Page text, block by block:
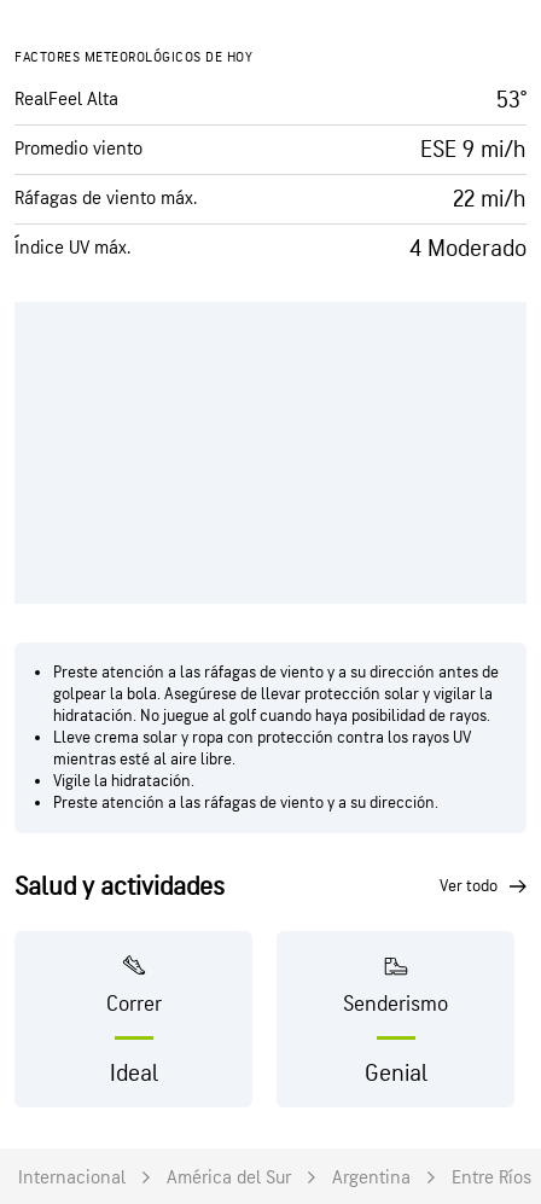
FACTORES METEOROLÓGICOS DE HOY
RealFeel Alta 53°
Promedio viento ESE 9 mi/h
Ráfagas de viento máx. 22 mi/h
Índice UV máx. 4 Moderado
Preste atención a las ráfagas de viento y a su dirección antes de
golpear la bola. Asegúrese de llevar protección solar y vigilar la
hidratación. No juegue al golf cuando haya posibilidad de rayos.
Lleve crema solar y ropa con protección contra los rayos UV
mientras esté al aire libre.
Vigile la hidratación.
Preste atención a las ráfagas de viento y a su dirección.
Salud y actividades ver todo
Correr
Ideal
Senderismo
Genial
Internacional América del Sur Argentina Entre Ríos